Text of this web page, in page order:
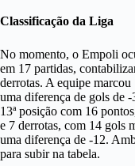
Classificação da Liga
No momento, o Empoli
em 17 partidas,
derrotas. A equipe
uma diferença de gols de
13ª posição com 16
e 7 derrotas, com 14 gols
uma diferença de -12.
para subir na tabela.